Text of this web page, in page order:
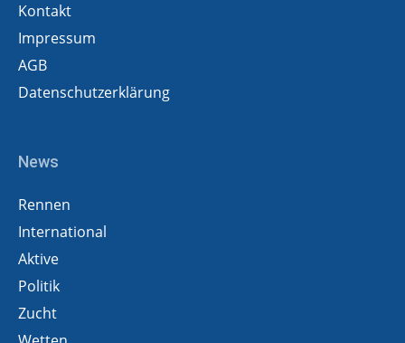
Kontakt
Impressum
AGB
Datenschutzerklärung
News
Rennen
International
Aktive
Politik
Zucht